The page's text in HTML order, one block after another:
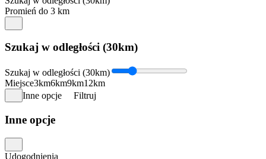
Promień do 3 km
Szukaj w odległości (30km)
Szukaj w odległości (30km)
Miejsce3km6km9km12km
Inne opcje
Filtruj
Inne opcje
Udogodnienia